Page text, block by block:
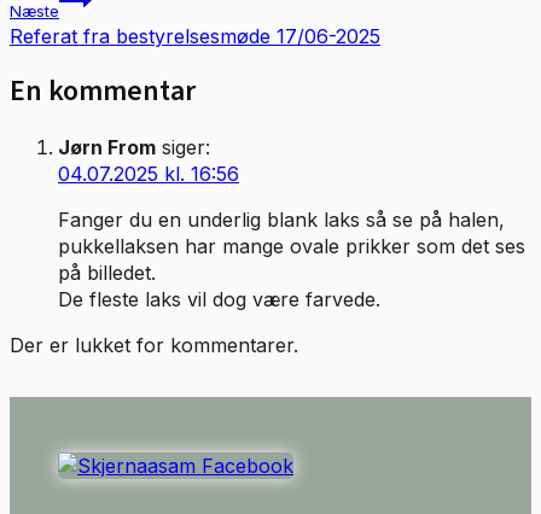
Næste
Referat fra bestyrelsesmøde 17/06-2025
En kommentar
Jørn From siger:
04.07.2025 kl. 16:56
Fanger du en underlig blank laks så se på halen,
pukkellaksen har mange ovale prikker som det ses
på billedet.
De fleste laks vil dog være farvede.
Der er lukket for kommentarer.